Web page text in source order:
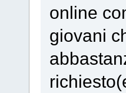
online
giovani